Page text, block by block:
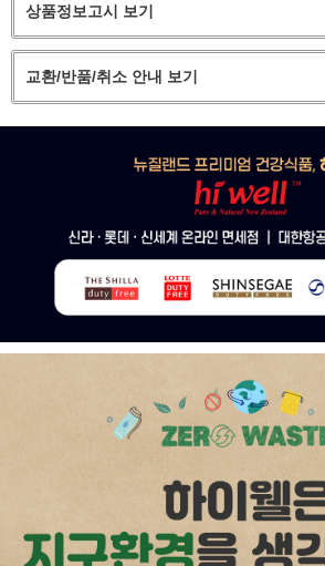
상품정보고시 보기
교환/반품/취소 안내 보기